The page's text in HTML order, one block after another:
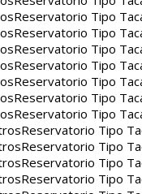
Reservatorio Tipo
Reservatorio Tipo
Reservatorio Tipo
Reservatorio Tipo
Reservatorio Tipo
Reservatorio Tipo
Reservatorio Tipo
Reservatorio Tipo
Reservatorio Tipo
Reservatorio Tipo
Reservatorio Tipo